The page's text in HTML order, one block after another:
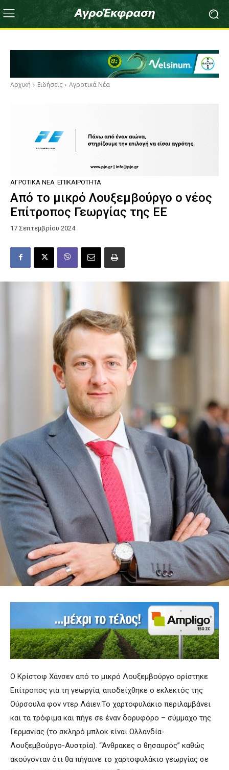
Αρχική Ειδήσεις Αγροτικά Νέα
ΑΓΡΟΤΙΚΆ ΝΈΑ ΕΠΙΚΑΙΡΌΤΗΤΑ
Από το μικρό Λουξεμβούργο ο νέος
Επίτροπος Γεωργίας της ΕΕ
17 Σεπτεμβρίου 2024
Ο Κρίστοφ Χάνσεν από το μικρό Λουξεμβούργο ορίστηκε
Επίτροπος για τη γεωργία, αποδείχθηκε ο εκλεκτός της
Ούρσουλα φον ντερ Λάιεν.Το χαρτοφυλάκιο περιλαμβάνει
και τα τρόφιμα και πήγε σε έναν δορυφόρο – σύμμαχο της
Γερμανίας (το σκληρό μπλοκ είναι Ολλανδία-
Λουξεμβούργο-Αυστρία). “Άνθρακες ο θησαυρός” καθώς
ακούγονταν ότι θα πήγαινε το χαρτοφυλάκιο γεωργίας σε